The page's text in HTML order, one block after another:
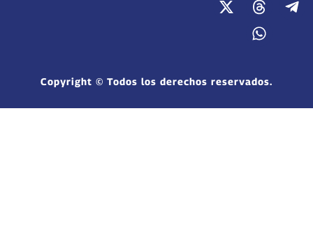
Copyright © Todos los derechos reservados.